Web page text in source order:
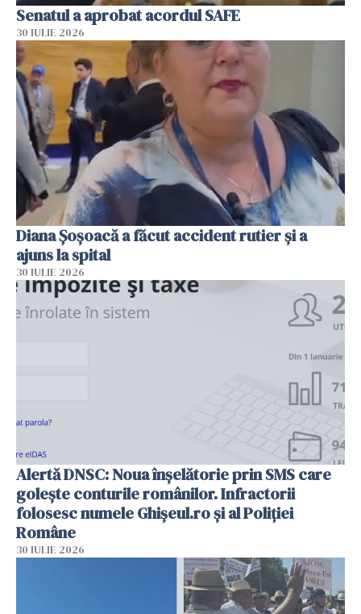
Senatul a aprobat acordul SAFE
30 IULIE 2026
Diana Șoșoacă a făcut accident rutier și a
ajuns la spital
30 IULIE 2026
Alertă DNSC: Noua înșelătorie prin SMS care
golește conturile românilor. Infractorii
folosesc numele Ghișeul.ro și al Poliției
Române
30 IULIE 2026